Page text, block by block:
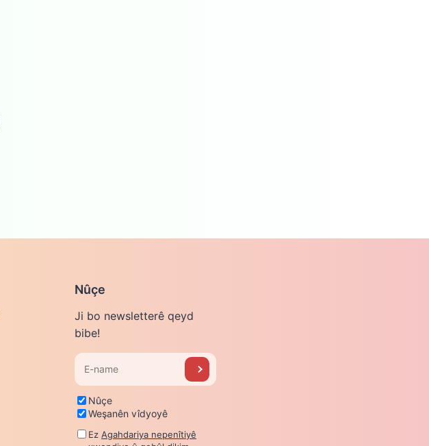
Nûçe
Ji bo newsletterê qeyd
bibe!
E-
name
Vebijarkên
newsletterê
Nûçe
Weşanên vîdyoyê
Ez Agahdariya nepenîtiyê